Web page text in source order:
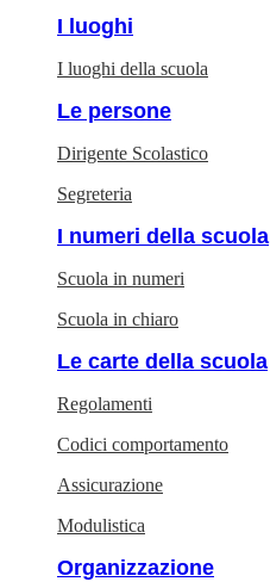
I luoghi
I luoghi della scuola
Le persone
Dirigente Scolastico
Segreteria
I numeri della scuola
Scuola in numeri
Scuola in chiaro
Le carte della scuola
Regolamenti
Codici comportamento
Assicurazione
Modulistica
Organizzazione